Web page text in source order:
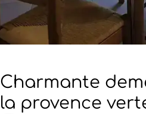
Charmante
la provence